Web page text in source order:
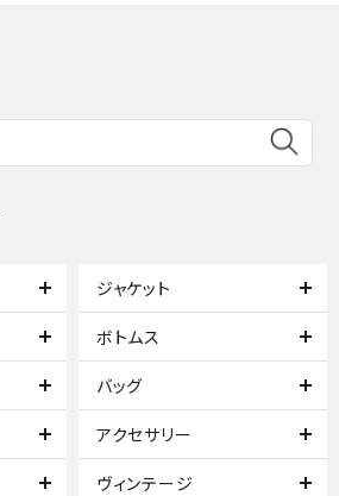
ジャケット
ボトムス
バッグ
アクセサリー
ヴィンテージ